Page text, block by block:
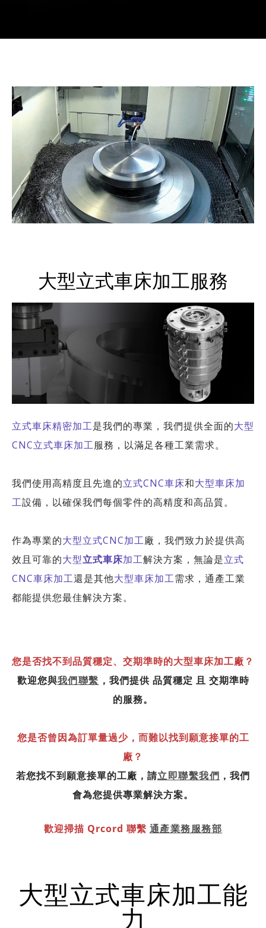
大型立式車床加工服務
立式車床精密加工是我們的專業，我們提供全面的大型
CNC立式車床加工服務，以滿足各種工業需求。
我們使用高精度且先進的立式CNC車床和大型車床加
工設備，以確保我們每個零件的高精度和高品質。
作為專業的大型立式CNC加工廠，我們致力於提供高
效且可靠的大型立式車床加工解決方案，無論是立式
CNC車床加工還是其他大型車床加工需求，通產工業
都能提供您最佳解決方案。
您是否找不到品質穩定、交期準時的大型車床加工廠？
歡迎您與我們聯繫 ，我們提供 品質穩定 且 交期準時
的服務。
您是否曾因為訂單量過少，而難以找到願意接單的工
廠？
若您找不到願意接單的工廠，請立即聯繫我們 ，我們
會為您提供專業解決方案。
歡迎掃描 Qrcord 聯繫 通產業務服務部
大型立式車床加工能
力